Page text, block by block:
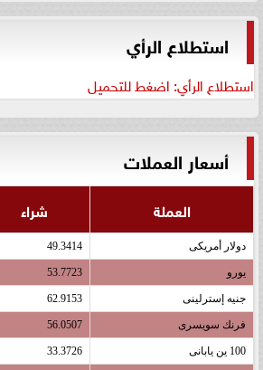
استطلاع الرأي
استطلاع الرأي: اضغط للتحميل
أسعار العملات
العملة شراء
دولار أمريكى 49.3414
يورو 53.7723
جنيه إسترلينى 62.9153
فرنك سويسرى 56.0507
100 ين يابانى 33.3726